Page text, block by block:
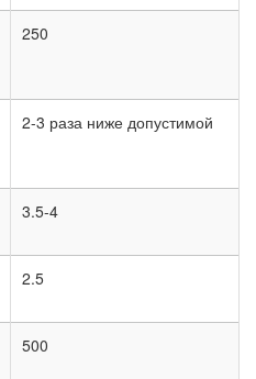
250
2-3 раза ниже допустимой
3.5-4
2.5
500